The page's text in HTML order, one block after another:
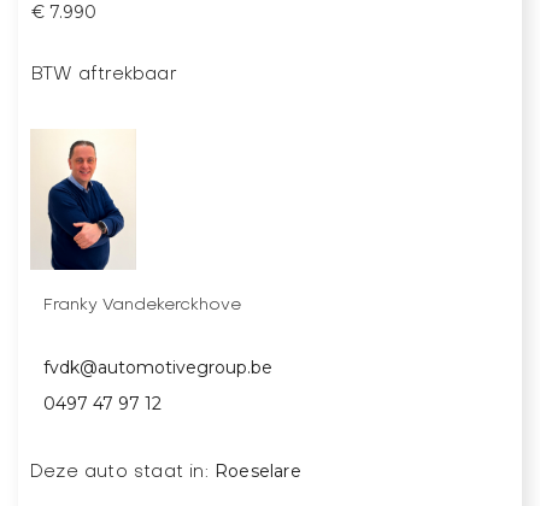
€ 7.990
BTW aftrekbaar
Franky Vandekerckhove
fvdk@automotivegroup.be
0497 47 97 12
Deze auto staat in: Roeselare